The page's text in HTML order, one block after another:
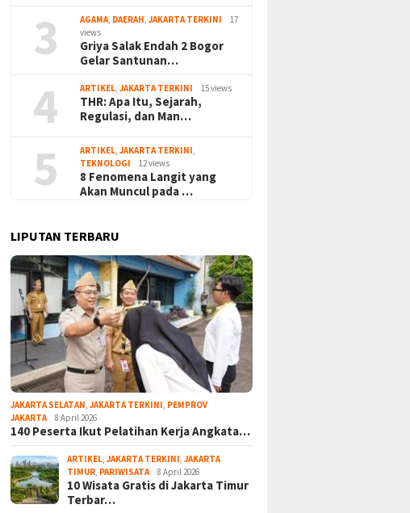
3 AGAMA DAERAH ,JAKARTA TERKINI
17
views
Griya Salak Endah 2 Bogor
Gelar Santunan…
4 ARTIKEL ,JAKARTA TERKINI 15 views
THR: Apa Itu, Sejarah,
Regulasi, dan Man…
5 ARTIKEL ,JAKARTA TERKINI
TEKNOLOGI
12 views
8 Fenomena Langit yang
Akan Muncul pada …
LIPUTAN TERBARU
JAKARTA SELATAN ,JAKARTA TERKINI PEMPROV
JAKARTA
8 April 2026
140 Peserta Ikut Pelatihan Kerja Angkata…
ARTIKEL ,JAKARTA TERKINI ,JAKARTA
TIMUR PARIWISATA 8 April 2026
10 Wisata Gratis di Jakarta Timur
Terbar…